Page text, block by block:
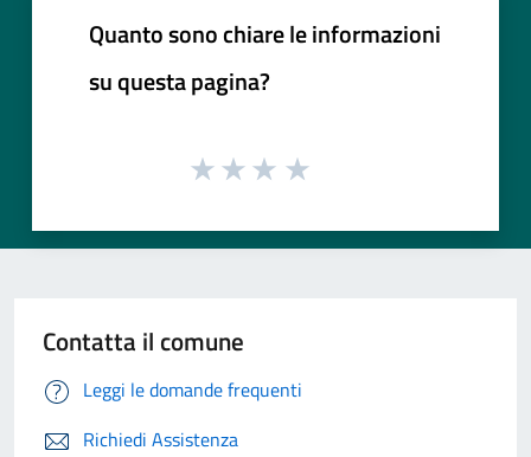
Quanto sono chiare le informazioni
su questa pagina?
Contatta il comune
Leggi le domande frequenti
Richiedi Assistenza